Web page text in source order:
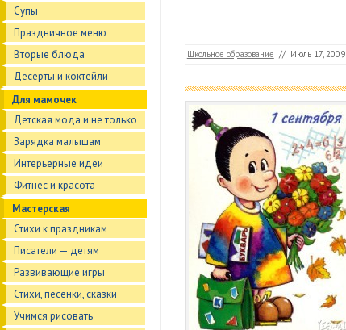
Супы
Праздничное меню
Вторые блюда
Десерты и коктейли
Для мамочек
Детская мода и не только
Зарядка малышам
Интерьерные идеи
Фитнес и красота
Мастерская
Стихи к праздникам
Писатели — детям
Развивающие игры
Стихи, песенки, сказки
Учимся рисовать
Школьное образование // Июль 17, 2009